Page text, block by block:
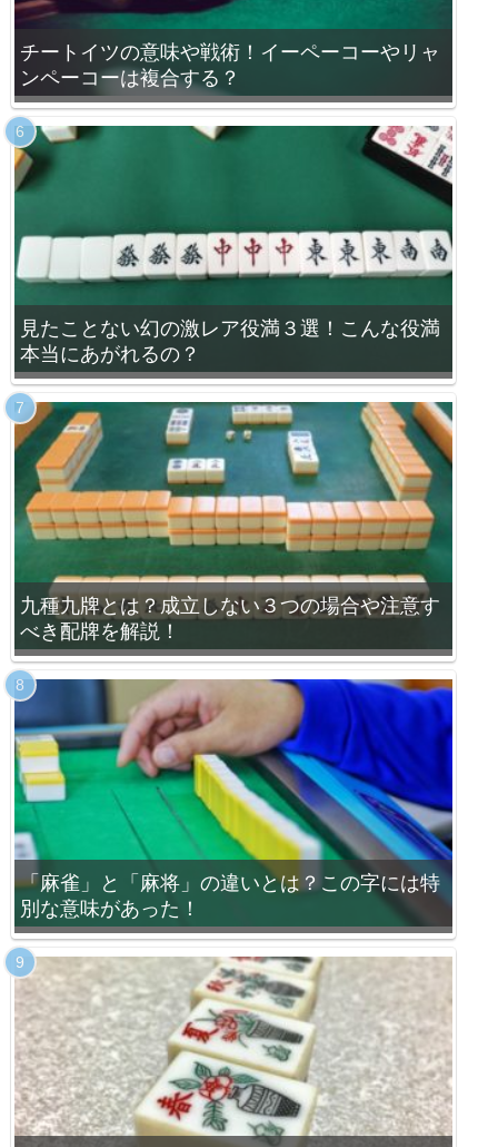
チートイツの意味や戦術！イーペーコーやリャ
ンペーコーは複合する？
見たことない幻の激レア役満３選！こんな役満
本当にあがれるの？
九種九牌とは？成立しない３つの場合や注意す
べき配牌を解説！
「麻雀」と「麻将」の違いとは？この字には特
別な意味があった！